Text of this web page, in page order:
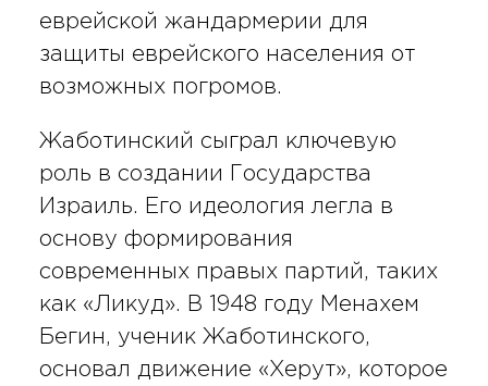
еврейской жандармерии для
защиты еврейского населения от
возможных погромов.
Жаботинский сыграл ключевую
роль в создании Государства
Израиль. Его идеология легла в
основу формирования
современных правых партий, таких
как «Ликуд». В 1948 году Менахем
Бегин, ученик Жаботинского,
основал движение «Херут», которое